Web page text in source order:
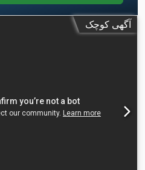
آگهی کوچک